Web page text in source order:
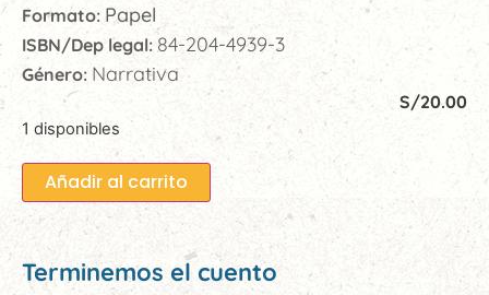
Formato: Papel
ISBN/Dep legal: 84-204-4939-3
Género: Narrativa
S/20.00
1 disponibles
Añadir al carrito
Terminemos el cuento